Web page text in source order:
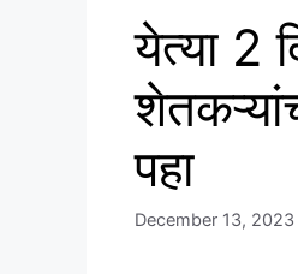
येत्या 2
पहा
December 13, 2023